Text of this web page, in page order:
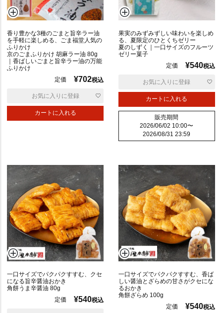
香り豊かな3種のごまと旨辛ラー油
を手軽に楽しめる、ごま福堂人気の
ふりかけ
京のごまふりかけ 胡麻ラー油 80g
｜香ばしいごまと旨辛ラー油の万能
ふりかけ
定価
¥702税込
カートに入れる
お気に入りに登録
果実のみずみずしい味わいを楽しめ
る、夏限定のひとくちゼリー
夏のしずく｜一口サイズのフルーツ
ゼリー菓子
定価
¥540税込
カートに入れる
お気に入りに登録
販売期間
2026/06/02 10:00〜
2026/08/31 23:59
一口サイズでパクパクすすむ、クセ
になる旨辛醤油おかき
角餅うま辛醤油 80g
定価
¥540税込
一口サイズでパクパクすすむ、香ば
しい醤油とざらめの甘さがクセにな
るおかき
角餅ざらめ 100g
定価
¥540税込